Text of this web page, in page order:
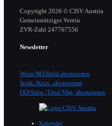
Copyright 2026 © CISV Austria
Gemeinnütziger Verein
​ZVR-Zahl 247767556
Newsletter
Wien/NÖ/Bgld abonnieren
Stmk./Kntn. abonnieren
OÖ/Szbg./Tirol/Vbg. abonnieren
Kalender